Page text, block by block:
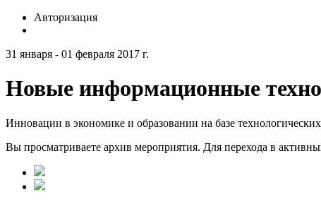
Авторизация
31 января - 01 февраля 2017 г.
Новые информационные
Инновации в экономике и образовании на базе
Вы просматриваете архив мероприятия. Для перехода в